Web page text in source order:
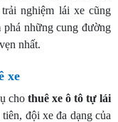
nghiệm lái xe cũng
phá những cung đường
nhất.
xe
cho thuê xe ô tô tự lái
đội xe đa dạng của